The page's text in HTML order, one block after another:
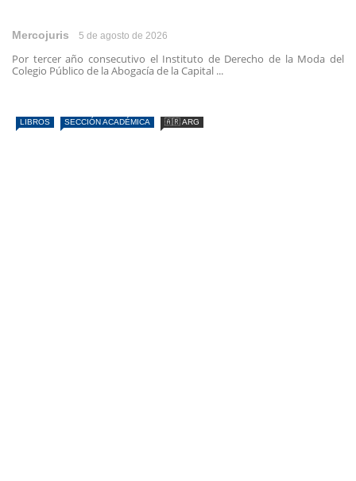
Mercojuris 5 de agosto de 2026
Por tercer año consecutivo el Instituto de Derecho de la Moda del
Colegio Público de la Abogacía de la Capital ...
LIBROS SECCIÓN ACADÉMICA 🇦🇷 ARG